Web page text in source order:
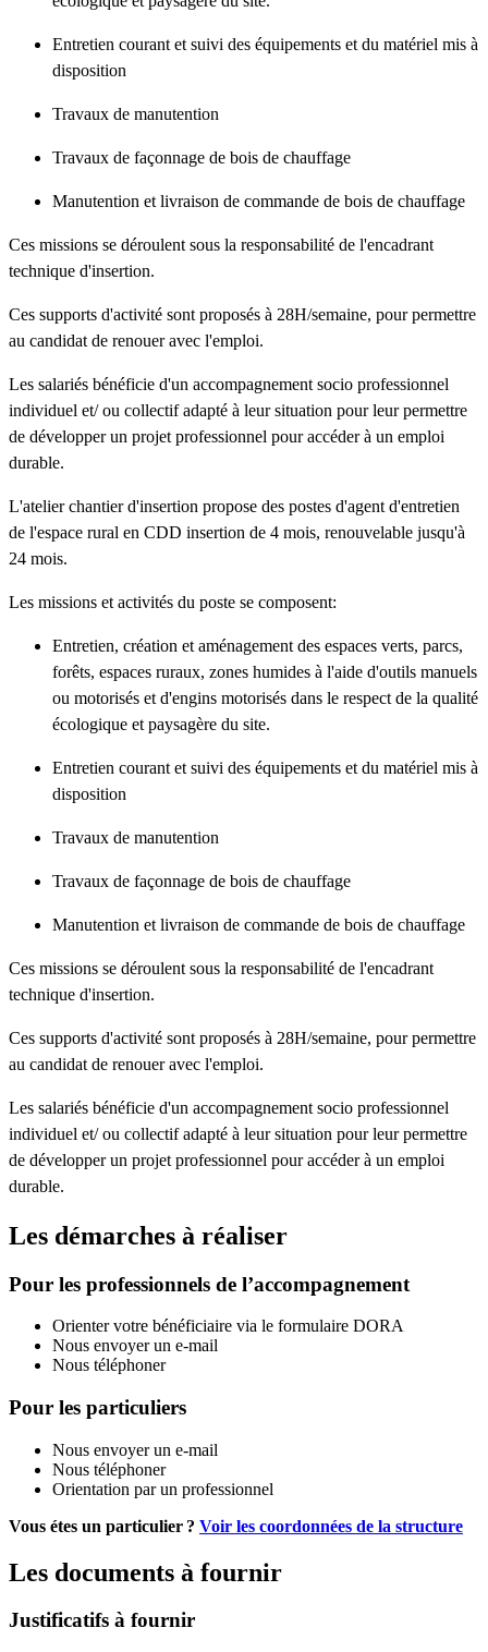
Entretien courant et suivi des équipements et du matériel mis à
disposition
Travaux de manutention
Travaux de façonnage de bois de chauffage
Manutention et livraison de commande de bois de chauffage
Ces missions se déroulent sous la responsabilité de l'encadrant
technique d'insertion.
Ces supports d'activité sont proposés à 28H/semaine, pour permettre
au candidat de renouer avec l'emploi.
Les salariés bénéficie d'un accompagnement socio professionnel
individuel et/ ou collectif adapté à leur situation pour leur permettre
de développer un projet professionnel pour accéder à un emploi
durable.
L'atelier chantier d'insertion propose des postes d'agent d'entretien
de l'espace rural en CDD insertion de 4 mois, renouvelable jusqu'à
24 mois.
Les missions et activités du poste se composent:
Entretien, création et aménagement des espaces verts, parcs,
forêts, espaces ruraux, zones humides à l'aide d'outils manuels
ou motorisés et d'engins motorisés dans le respect de la qualité
écologique et paysagère du site.
Entretien courant et suivi des équipements et du matériel mis à
disposition
Travaux de manutention
Travaux de façonnage de bois de chauffage
Manutention et livraison de commande de bois de chauffage
Ces missions se déroulent sous la responsabilité de l'encadrant
technique d'insertion.
Ces supports d'activité sont proposés à 28H/semaine, pour permettre
au candidat de renouer avec l'emploi.
Les salariés bénéficie d'un accompagnement socio professionnel
individuel et/ ou collectif adapté à leur situation pour leur permettre
de développer un projet professionnel pour accéder à un emploi
durable.
Les démarches à réaliser
Pour les professionnels de l’accompagnement
Orienter votre bénéficiaire via le formulaire DORA
Nous envoyer un e-mail
Nous téléphoner
Pour les particuliers
Nous envoyer un e-mail
Nous téléphoner
Orientation par un professionnel
Vous étes un particulier ? Voir les coordonnées de la structure
Les documents à fournir
Justificatifs à fournir